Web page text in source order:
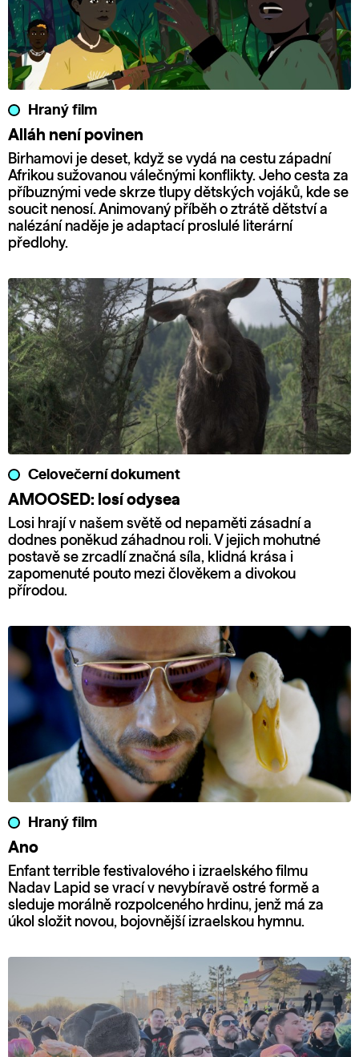
Hraný film
Alláh není povinen
Birhamovi je deset, když se vydá na cestu západní
Afrikou sužovanou válečnými konflikty. Jeho cesta za
příbuznými vede skrze tlupy dětských vojáků, kde se
soucit nenosí. Animovaný příběh o ztrátě dětství a
nalézání naděje je adaptací proslulé literární
předlohy.
Celovečerní dokument
AMOOSED: losí odysea
Losi hrají v našem světě od nepaměti zásadní a
dodnes poněkud záhadnou roli. V jejich mohutné
postavě se zrcadlí značná síla, klidná krása i
zapomenuté pouto mezi člověkem a divokou
přírodou.
Hraný film
Ano
Enfant terrible festivalového i izraelského filmu
Nadav Lapid se vrací v nevybíravě ostré formě a
sleduje morálně rozpolceného hrdinu, jenž má za
úkol složit novou, bojovnější izraelskou hymnu.